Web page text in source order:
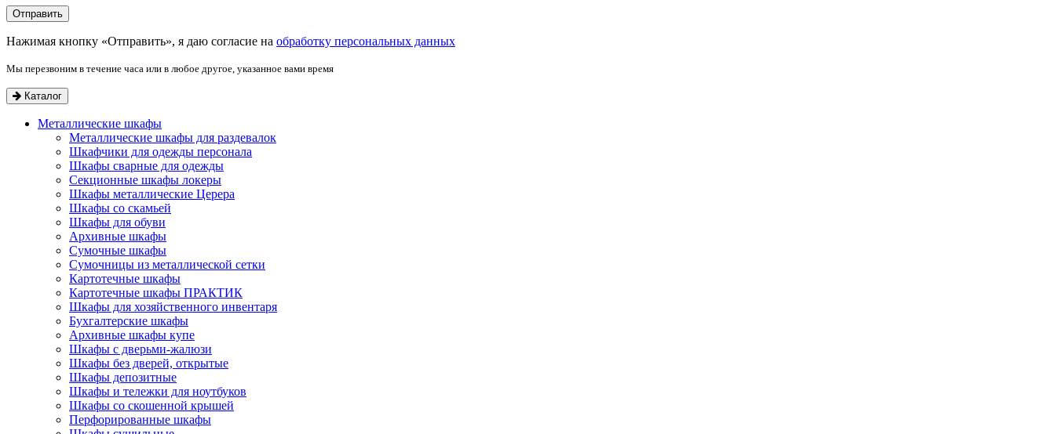
Нажимая кнопку «Отправить», я даю согласие на обработку персональных данных
Мы перезвоним в течение часа или в любое другое, указанное вами время
Каталог
Металлические шкафы
Металлические шкафы для раздевалок
Шкафчики для одежды персонала
Шкафы сварные для одежды
Секционные шкафы локеры
Шкафы металлические Церера
Шкафы со скамьей
Шкафы для обуви
Архивные шкафы
Сумочные шкафы
Сумочницы из металлической сетки
Картотечные шкафы
Картотечные шкафы ПРАКТИК
Шкафы для хозяйственного инвентаря
Бухгалтерские шкафы
Архивные шкафы купе
Шкафы с дверьми-жалюзи
Шкафы без дверей, открытые
Шкафы депозитные
Шкафы и тележки для ноутбуков
Шкафы со скошенной крышей
Перфорированные шкафы